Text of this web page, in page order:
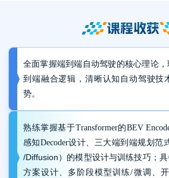
课程收获
全面掌握端到端自动驾驶的核心理论
到端融合逻辑，清晰认知自动驾驶技
势。
熟练掌握基于Transformer的BEV
感知Decoder设计、三大端到端规划范
/Diffusion ）的模型设计与训练技巧；
方案设计、多阶段模型训练/微调、